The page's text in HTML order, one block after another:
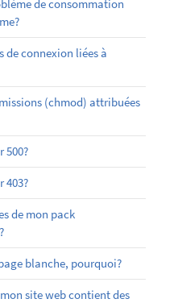
de consommation
de connexion liées à
(chmod) attribuées
500?
403?
de mon pack
blanche, pourquoi?
site web contient des